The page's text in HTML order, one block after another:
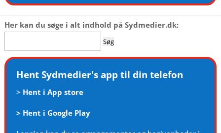
Her kan du søge i alt indhold på Sydmedier.dk:
efter:
Hent Sydmedier's app til din telefon
> Hent i App store
> Hent i Google Play